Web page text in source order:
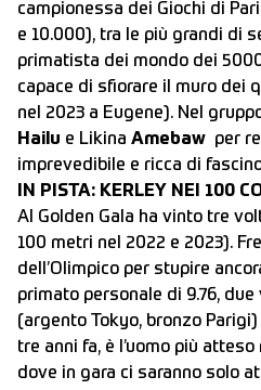
campionessa dei Giochi di
e 10.000), tra le più grandi di
primatista dei mondo dei
capace di sfiorare il muro dei
nel 2023 a Eugene). Nel
Hailu e Likina Amebaw per
imprevedibile e ricca di
IN PISTA: KERLEY NEI 100
Al Golden Gala ha vinto tre
100 metri nel 2022 e 2023).
dell’Olimpico per stupire
primato personale di 9.76,
(argento Tokyo, bronzo
tre anni fa, è l’uomo più
dove in gara ci saranno solo